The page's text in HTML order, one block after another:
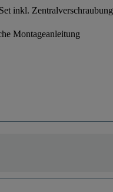
inkl. Zentralverschraubung
Montageanleitung